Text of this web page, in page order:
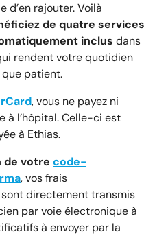
d’en rajouter. Voilà
de quatre services
inclus dans
rendent votre quotidien
patient.
, vous ne payez ni
à l’hôpital. Celle-ci est
à Ethias.
de votre code-
, vos frais
directement transmis
par voie électronique à
à envoyer par la